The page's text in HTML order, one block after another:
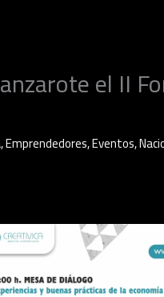
el II
,Emprendedores,Eventos,